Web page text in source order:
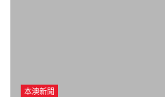
本澳新聞